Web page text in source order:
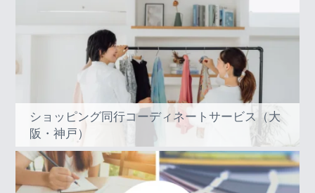
ショッピング同行コーディネートサービス（大
阪・神戸）